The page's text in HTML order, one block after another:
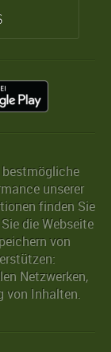
bestmögliche
unserer
finden Sie
die Webseite
von
Netzwerken,
von Inhalten.